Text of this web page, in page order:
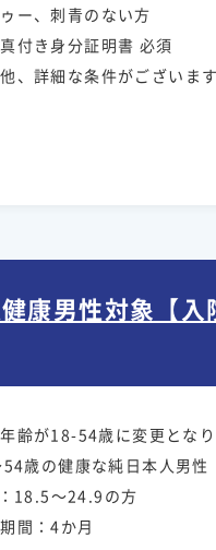
ー、刺青のない方
付き身分証明書 必須
、詳細な条件がございます
康男性対象【入
齢が18-54歳に変更とな
54歳の健康な純日本人男性
18.5～24.9の方
間：4か月